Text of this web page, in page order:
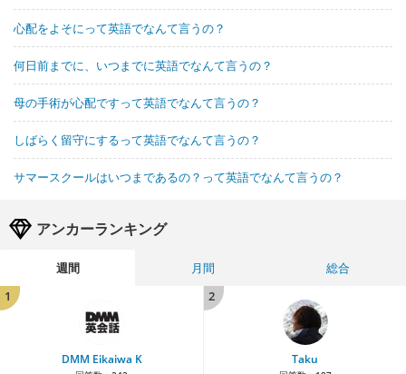
心配をよそにって英語でなんて言うの？
何日前までに、いつまでに英語でなんて言うの？
母の手術が心配ですって英語でなんて言うの？
しばらく留守にするって英語でなんて言うの？
サマースクールはいつまであるの？って英語でなんて言うの？
アンカーランキング
週間 月間
総合
1
DMM Eikaiwa K
2
Taku